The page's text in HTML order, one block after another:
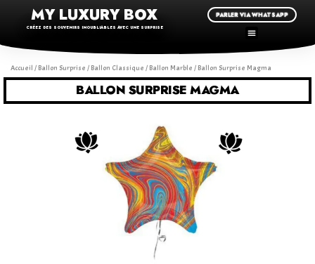
MY LUXURY BOX
CRÉEZ DES SOUVENIRS INOUBLIABLES AVEC UNE SURPRISE
PARLER VIA WHATSAPP
Accueil / Ballon Surprise / Ballon Classique / Ballon Marble / Ballon Surprise Magma
BALLON SURPRISE MAGMA